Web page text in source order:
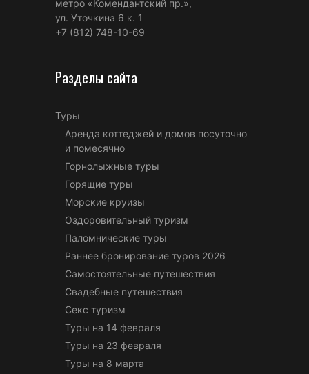
метро «Комендантский пр.»,
ул. Уточкина 6 к. 1
+7 (812) 748-10-69
Разделы сайта
Туры
Аренда коттеджей и домов посуточно
и помесячно
Горнолыжные туры
Горящие туры
Морские круизы
Оздоровительный туризм
Паломнические туры
Раннее бронирование туров 2026
Самостоятельные путешествия
Свадебные путешествия
Секс туризм
Туры на 14 февраля
Туры на 23 февраля
Туры на 8 марта